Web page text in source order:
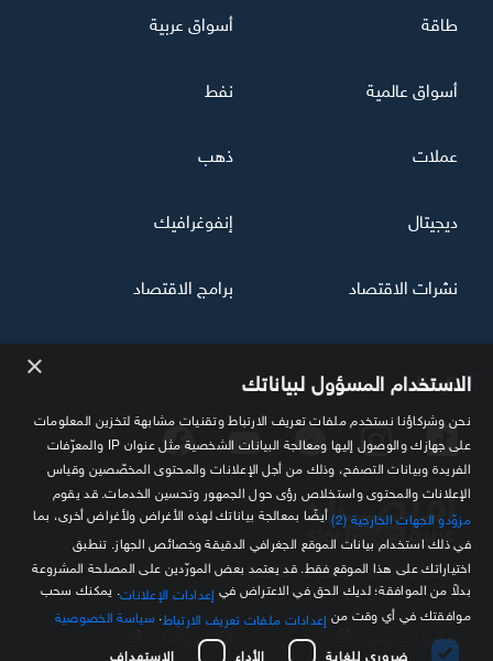
تابعنا
مصدرك الموثوق للمعلومة الاقتصادية
طاقة أسواق عربية
أسواق عالمية نفط
عملات ذهب
ديجيتال إنفوغرافيك
نشرات الاقتصاد برامج الاقتصاد
سياسة الخصوصية الشروط والأحكام
× الاستخدام المسؤول لبياناتك
نحن وشركاؤنا نستخدم ملفات تعريف الارتباط وتقنيات مشابهة لتخزين المعلومات
على جهازك والوصول إليها ومعالجة البيانات الشخصية مثل عنوان IP والمعرّفات
الفريدة وبيانات التصفح، وذلك من أجل الإعلانات والمحتوى المخصّصين وقياس
الإعلانات والمحتوى واستخلاص رؤى حول الجمهور وتحسين الخدمات. قد يقوم
مزوّدو الجهات الخارجية (2)
أيضًا بمعالجة بياناتك لهذه الأغراض ولأغراض أخرى، بما
في ذلك استخدام بيانات الموقع الجغرافي الدقيقة وخصائص الجهاز. تنطبق
اختياراتك على هذا الموقع فقط. قد يعتمد بعض المورّدين على المصلحة المشروعة
بدلاً من الموافقة؛ لديك الحق في الاعتراض في إعدادات الإعلانات . يمكنك سحب
موافقتك في أي وقت من إعدادات ملفات تعريف الارتباط سياسة الخصوصية
ضروري للغاية
الأداء الاستهداف